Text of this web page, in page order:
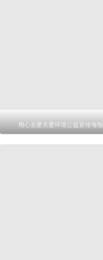
用心去爱关爱环境公益宣传海报